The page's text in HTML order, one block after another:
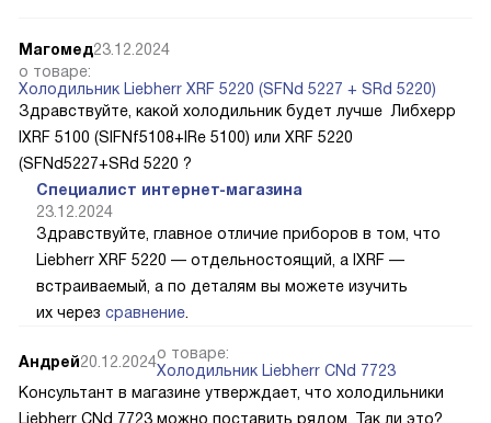
Магомед23.12.2024
о товаре:
Холодильник Liebherr XRF 5220 (SFNd 5227 + SRd 5220)
Здравствуйте, какой холодильник будет лучше Либхерр
IXRF 5100 (SIFNf5108+IRe 5100) или XRF 5220
(SFNd5227+SRd 5220 ?
Специалист интернет-магазина
23.12.2024
Здравствуйте, главное отличие приборов в том, что
Liebherr XRF 5220 — отдельностоящий, а IXRF —
встраиваемый, а по деталям вы можете изучить
их через сравнение.
Андрей20.12.2024о товаре:
Холодильник Liebherr CNd 7723
Консультант в магазине утверждает, что холодильники
Liebherr CNd 7723 можно поставить рядом. Так ли это?